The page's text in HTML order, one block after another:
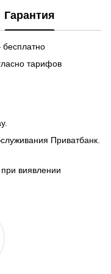
Гарантия
тарифов
Приватбанк.
виявлении